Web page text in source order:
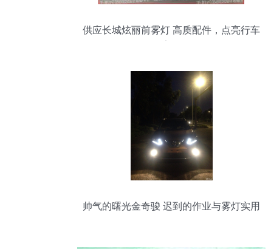
供应长城炫丽前雾灯 高质配件，点亮行车
帅气的曙光金奇骏 迟到的作业与雾灯实用